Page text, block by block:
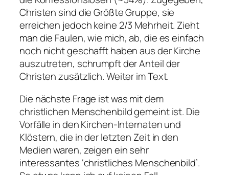
Christen sind die Größte Gruppe, sie
erreichen jedoch keine 2/3 Mehrheit. Zieht
man die Faulen, wie mich, ab, die es einfach
noch nicht geschafft haben aus der Kirche
auszutreten, schrumpft der Anteil der
Christen zusätzlich. Weiter im Text.
Die nächste Frage ist was mit dem
christlichen Menschenbild gemeint ist. Die
Vorfälle in den Kirchen-Internaten und
Klöstern, die in der letzten Zeit in den
Medien waren, zeigen ein sehr
interessantes ‘christliches Menschenbild’.